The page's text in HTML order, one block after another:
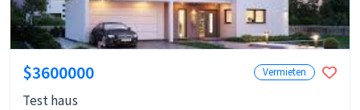
$3600000 Vermieten
Test haus